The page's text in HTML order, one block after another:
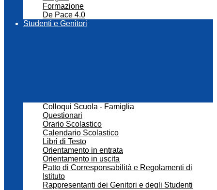
Formazione
De Pace 4.0
Studenti e Genitori
Colloqui Scuola - Famiglia
Questionari
Orario Scolastico
Calendario Scolastico
Libri di Testo
Orientamento in entrata
Orientamento in uscita
Patto di Corresponsabilità e Regolamenti di
Istituto
Rappresentanti dei Genitori e degli Studenti